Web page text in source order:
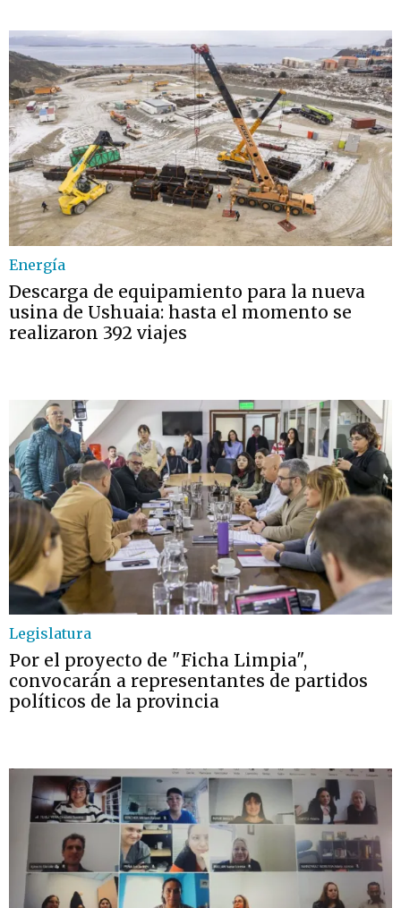
Energía
Descarga de equipamiento para la nueva
usina de Ushuaia: hasta el momento se
realizaron 392 viajes
Legislatura
Por el proyecto de "Ficha Limpia",
convocarán a representantes de partidos
políticos de la provincia